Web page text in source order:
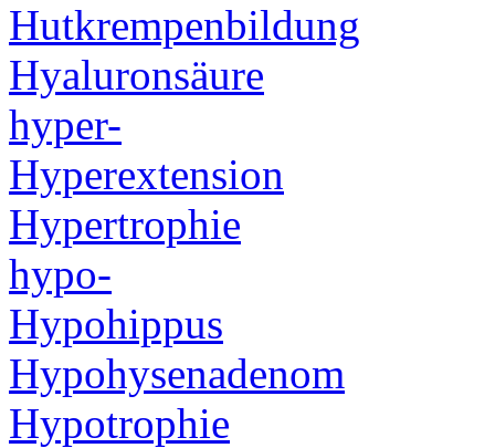
Hutkrempenbildung
Hyaluronsäure
hyper-
Hyperextension
Hypertrophie
hypo-
Hypohippus
Hypohysenadenom
Hypotrophie